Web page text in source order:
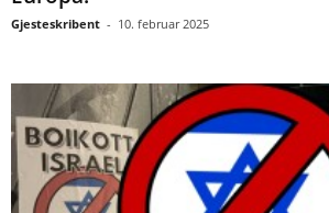
Gjesteskribent - 10. februar 2025